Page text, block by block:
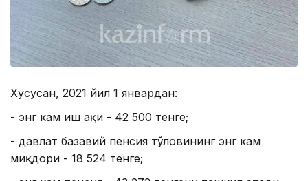
Хусусан, 2021 йил 1 январдан:
- энг кам иш ҳақи - 42 500 тенге;
- давлат базавий пенсия тўловининг энг кам
миқдори - 18 524 тенге;